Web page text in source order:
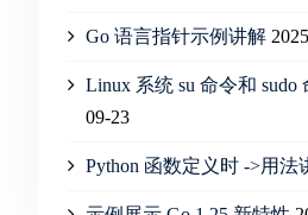
Go 语言指针示例讲解
Linux 系统 su 命令和 sudo
09-23
Python 函数定义时 ->用法